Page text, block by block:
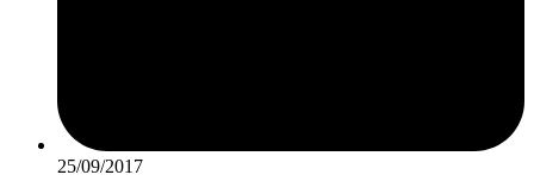
25/09/2017